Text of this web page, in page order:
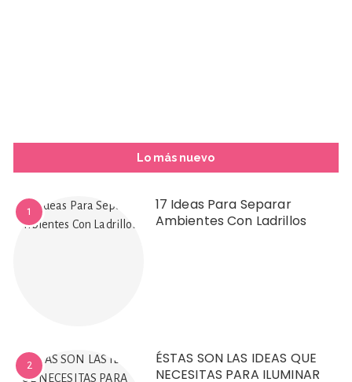
Lo más nuevo
1
17 Ideas Para Separar
Ambientes Con Ladrillos
2
ÉSTAS SON LAS IDEAS QUE
NECESITAS PARA ILUMINAR